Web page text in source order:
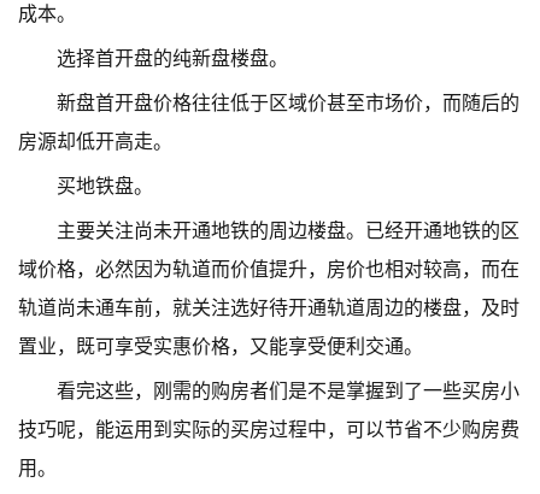
成本。
选择首开盘的纯新盘楼盘。
新盘首开盘价格往往低于区域价甚至市场价，而随后的
房源却低开高走。
买地铁盘。
主要关注尚未开通地铁的周边楼盘。已经开通地铁的区
域价格，必然因为轨道而价值提升，房价也相对较高，而在
轨道尚未通车前，就关注选好待开通轨道周边的楼盘，及时
置业，既可享受实惠价格，又能享受便利交通。
看完这些，刚需的购房者们是不是掌握到了一些买房小
技巧呢，能运用到实际的买房过程中，可以节省不少购房费
用。